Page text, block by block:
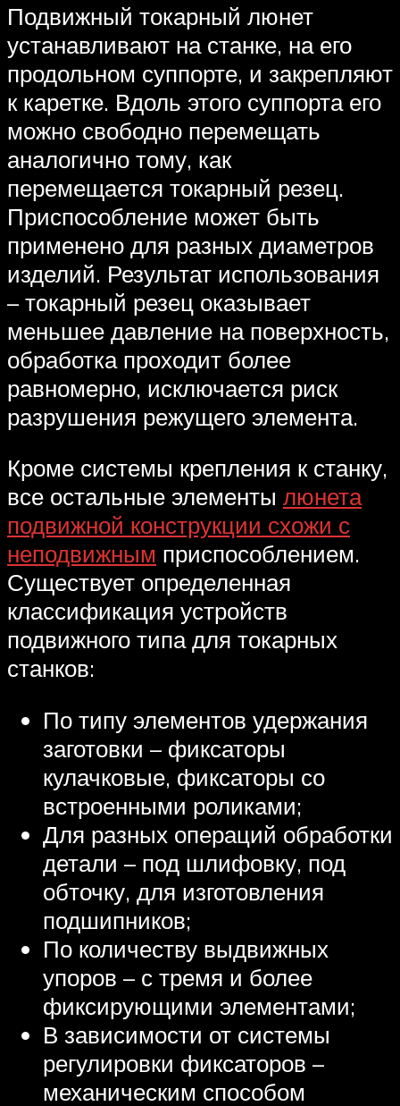
Подвижный токарный люнет
устанавливают на станке, на его
продольном суппорте, и закрепляют
к каретке. Вдоль этого суппорта его
можно свободно перемещать
аналогично тому, как
перемещается токарный резец.
Приспособление может быть
применено для разных диаметров
изделий. Результат использования
– токарный резец оказывает
меньшее давление на поверхность,
обработка проходит более
равномерно, исключается риск
разрушения режущего элемента.
Кроме системы крепления к станку,
все остальные элементы люнета
подвижной конструкции схожи с
неподвижным приспособлением.
Существует определенная
классификация устройств
подвижного типа для токарных
станков:
По типу элементов удержания
заготовки – фиксаторы
кулачковые, фиксаторы со
встроенными роликами;
Для разных операций обработки
детали – под шлифовку, под
обточку, для изготовления
подшипников;
По количеству выдвижных
упоров – с тремя и более
фиксирующими элементами;
В зависимости от системы
регулировки фиксаторов –
механическим способом